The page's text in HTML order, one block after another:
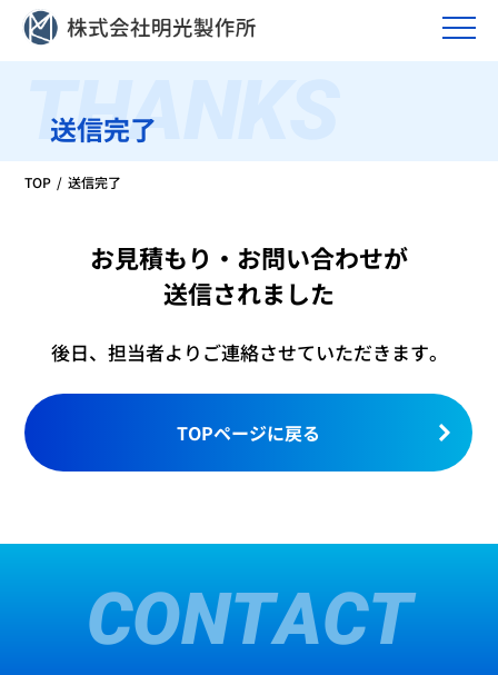
THANKS
送信完了
TOP 送信完了
お見積もり・お問い合わせが
送信されました
後日、担当者よりご連絡させていただきます。
TOPページに戻る
CONTACT